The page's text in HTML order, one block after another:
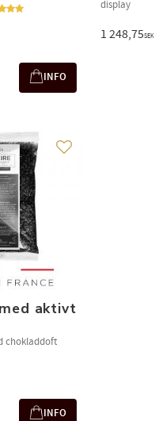
INFO
display
1 248,75SEK
aktivt
chokladdoft
Gem som favorit
INFO